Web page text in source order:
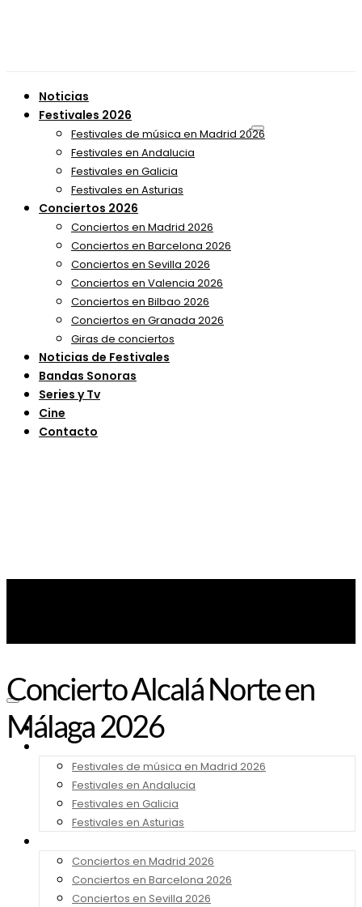
Noticias
Festivales 2026
Festivales de música en Madrid 2026
Festivales en Andalucia
Festivales en Galicia
Festivales en Asturias
Conciertos 2026
Conciertos en Madrid 2026
Conciertos en Barcelona 2026
Conciertos en Sevilla 2026
Conciertos en Valencia 2026
Conciertos en Bilbao 2026
Conciertos en Granada 2026
Giras de conciertos
Noticias de Festivales
Bandas Sonoras
Series y Tv
Cine
Contacto
Noticias
Festivales 2026
Festivales de música en Madrid 2026
Festivales en Andalucia
Festivales en Galicia
Festivales en Asturias
Conciertos en Madrid 2026
Conciertos en Barcelona 2026
Conciertos en Sevilla 2026
Concierto Alcalá Norte en
Málaga 2026